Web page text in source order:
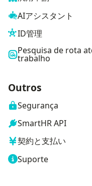
AIアシスタント
ID管理
Pesquisa de rota
trabalho
Outros
Segurança
SmartHR API
契約と支払い
Suporte